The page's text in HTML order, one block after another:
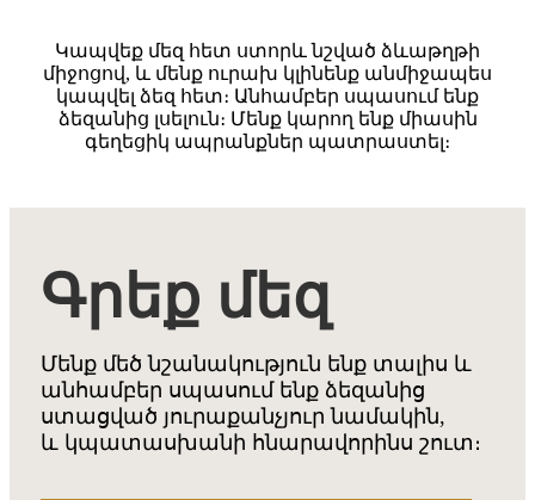
Կապվեք մեզ հետ ստորև նշված ձևաթղթի
միջոցով, և մենք ուրախ կլինենք անմիջապես
կապվել ձեզ հետ։ Անհամբեր սպասում ենք
ձեզանից լսելուն։ Մենք կարող ենք միասին
գեղեցիկ ապրանքներ պատրաստել։
Գրեք մեզ
Մենք մեծ նշանակություն ենք տալիս և
անհամբեր սպասում ենք ձեզանից
ստացված յուրաքանչյուր նամակին,
և կպատասխանի հնարավորինս շուտ։